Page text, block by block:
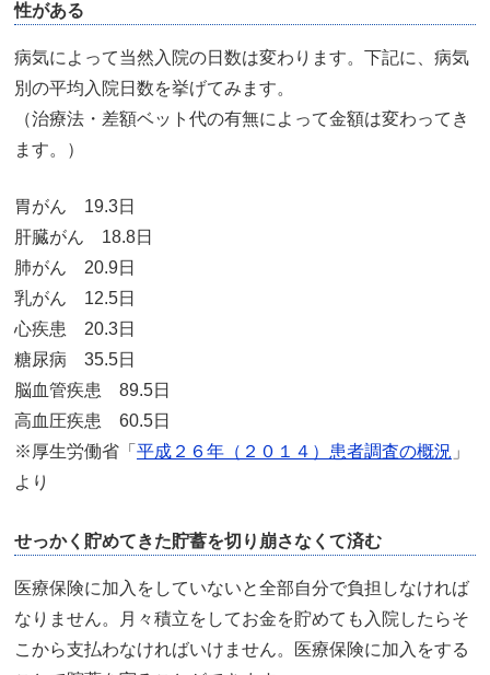
性がある
病気によって当然入院の日数は変わります。下記に、病気
別の平均入院日数を挙げてみます。
（治療法・差額ベット代の有無によって金額は変わってき
ます。）
胃がん 19.3日
肝臓がん 18.8日
肺がん 20.9日
乳がん 12.5日
心疾患 20.3日
糖尿病 35.5日
脳血管疾患 89.5日
高血圧疾患 60.5日
※厚生労働省「 平成２６年（２０１４）患者調査の概況 」
より
せっかく貯めてきた貯蓄を切り崩さなくて済む
医療保険に加入をしていないと全部自分で負担しなければ
なりません。月々積立をしてお金を貯めても入院したらそ
こから支払わなければいけません。医療保険に加入をする